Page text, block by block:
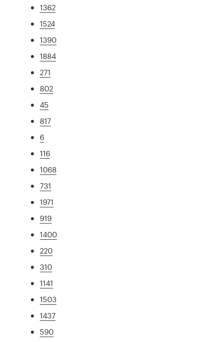
1362
1524
1390
1884
271
802
45
817
6
116
1068
731
1971
919
1400
220
310
1141
1503
1437
590